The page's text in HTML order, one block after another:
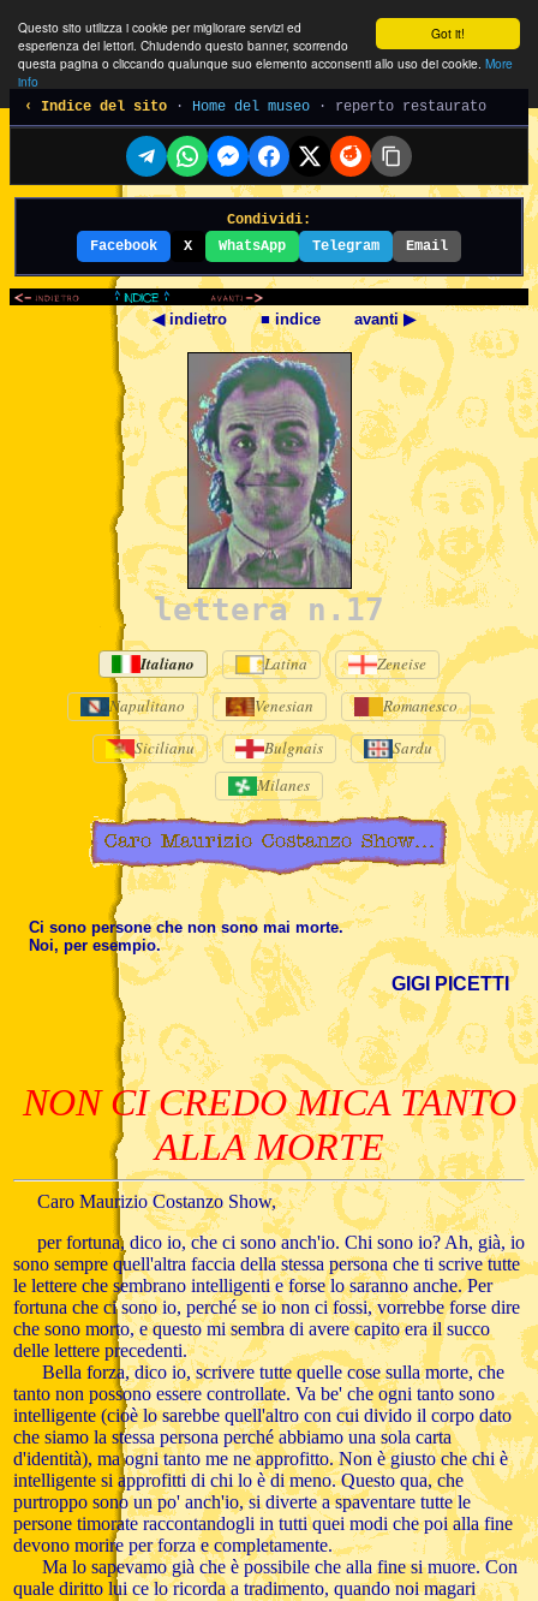
Got it!
Questo sito utilizza i cookie per migliorare servizi ed
esperienza dei lettori. Chiudendo questo banner, scorrendo
questa pagina o cliccando qualunque suo elemento acconsenti allo uso dei cookie. More
info
‹ Indice del sito · Home del museo · reperto restaurato
Condividi:
Facebook
X WhatsApp Telegram Email
◀ indietro ■ indice avanti ▶
lettera n.17
Italiano Latina
Zeneise
Napulitano
Venesian
Romanesco
Sicilianu
Bulgnais
Sardu
Milanes
Ci sono persone che non sono mai morte.
Noi, per esempio.
GIGI PICETTI
NON CI CREDO MICA TANTO
ALLA MORTE
Caro Maurizio Costanzo Show,
per fortuna, dico io, che ci sono anch'io. Chi sono io? Ah, già, io
sono sempre quell'altra faccia della stessa persona che ti scrive tutte
le lettere che sembrano intelligenti e forse lo saranno anche. Per
fortuna che ci sono io, perché se io non ci fossi, vorrebbe forse dire
che sono morto, e questo mi sembra di avere capito era il succo
delle lettere precedenti.
Bella forza, dico io, scrivere tutte quelle cose sulla morte, che
tanto non possono essere controllate. Va be' che ogni tanto sono
intelligente (cioè lo sarebbe quell'altro con cui divido il corpo dato
che siamo la stessa persona perché abbiamo una sola carta
d'identità), ma ogni tanto me ne approfitto. Non è giusto che chi è
intelligente si approfitti di chi lo è di meno. Questo qua, che
purtroppo sono un po' anch'io, si diverte a spaventare tutte le
persone timorate raccontandogli in tutti quei modi che poi alla fine
devono morire per forza e completamente.
Ma lo sapevamo già che è possibile che alla fine si muore. Con
quale diritto lui ce lo ricorda a tradimento, quando noi magari